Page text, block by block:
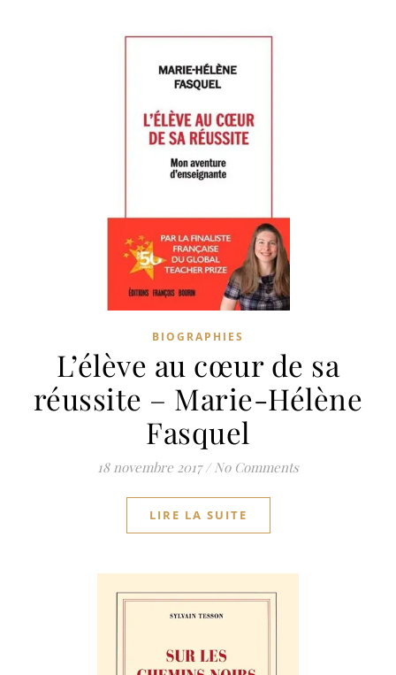
BIOGRAPHIES
L’élève au cœur de sa
réussite – Marie-Hélène
Fasquel
18 novembre 2017 / No Comments
LIRE LA SUITE